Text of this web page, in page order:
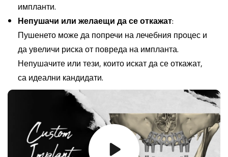
импланти.
Непушачи или желаещи да се откажат:
Пушенето може да попречи на лечебния процес и
да увеличи риска от повреда на импланта.
Непушачите или тези, които искат да се откажат,
са идеални кандидати.